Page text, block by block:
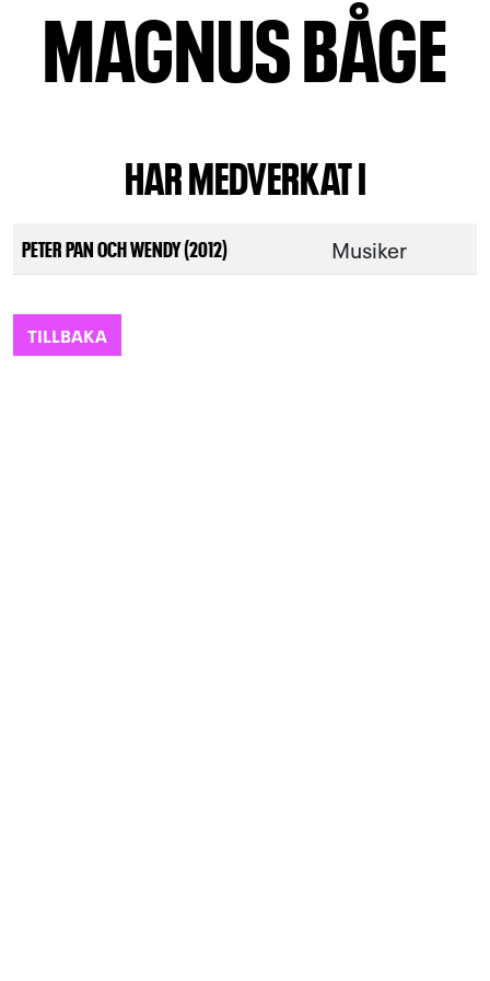
MAGNUS BÅGE
HAR MEDVERKAT I
PETER PAN OCH WENDY (2012) Musiker
TILLBAKA